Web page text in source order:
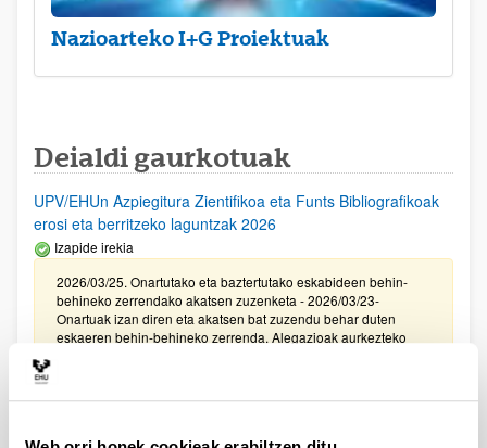
Nazioarteko I+G Proiektuak
Deialdi gaurkotuak
UPV/EHUn Azpiegitura Zientifikoa eta Funts Bibliografikoak
erosi eta berritzeko laguntzak 2026
Izapide irekia
2026/03/25. Onartutako eta baztertutako eskabideen behin-
behineko zerrendako akatsen zuzenketa - 2026/03/23-
Onartuak izan diren eta akatsen bat zuzendu behar duten
eskaeren behin-behineko zerrenda. Alegazioak aurkezteko
Zientzia, Teknologia eta Berrikuntza arloetako kultura